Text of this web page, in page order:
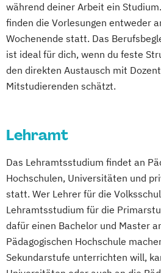
Lehramt Primarstufe mit
für Kath.
Mathematik (Lehramt)
Mediengestaltung
Musikerziehung (Lehramt)
Russisch (Lehramt)
Fokus Behinderung
Spezialisierung Schule
Spezialsierung
Sozialkunde und Politische
(Lehramt)
Gestaltung - Technisches
(Lehramt)
Griechisch (Lehramt)
Katholische Religion
Latein (Lehramt)
Lehramt Sekundarstufe
Fachbereich Information
Lehramt Sekundarstufe
Fachbereich Duale
während deiner Arbeit ein
finden die Vorlesungen entweder
Wochenende statt. Das
ist ideal für dich, wenn du feste
den direkten Austausch mit
Mitstudierenden schätzt.
Lehramt
Das Lehramtsstudium findet an
Hochschulen, Universitäten und
statt. Wer Lehrer für die
Lehramtsstudium für die
dafür einen Bachelor und Master
Pädagogischen Hochschule
Sekundarstufe unterrichten will,